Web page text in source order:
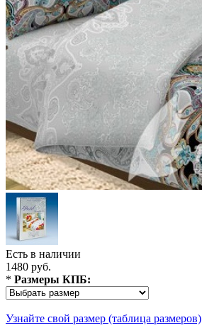
Есть в наличии
1480 руб.
* Размеры КПБ:
Узнайте свой размер (таблица размеров)